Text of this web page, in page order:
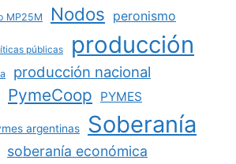
MP25M Nodos peronismo
públicas producción
producción nacional
PymeCoop PYMES
argentinas Soberanía
soberanía económica